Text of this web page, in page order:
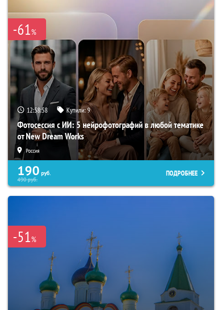
-61%
12:58:57 Купили:9
Фотосессия с ИИ: 5 нейрофотографий в любой тематике
от New Dream Works
Россия
190 руб.
490руб.
ПОДРОБНЕЕ
-51%